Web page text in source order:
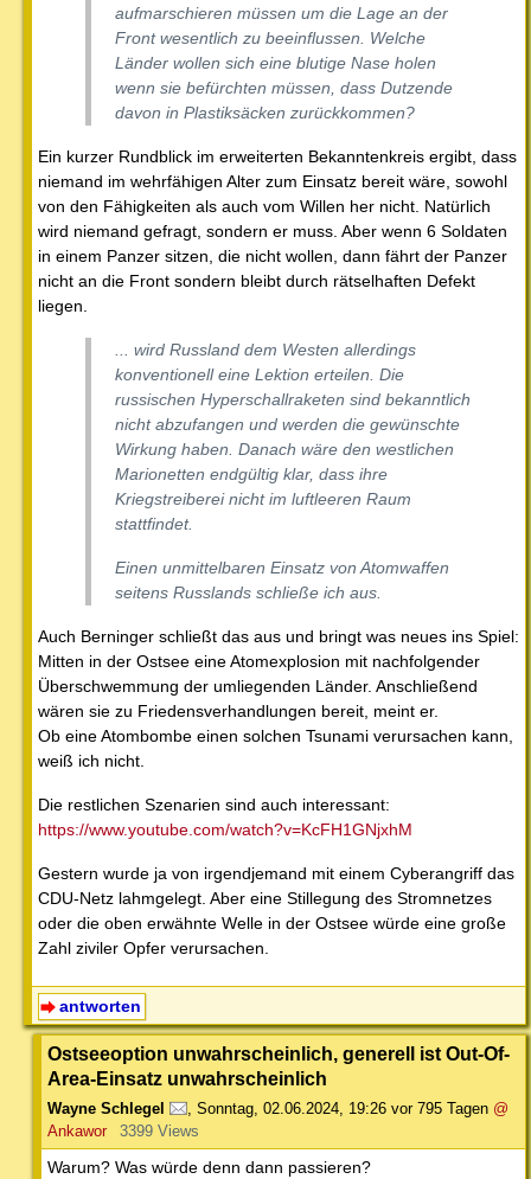
aufmarschieren müssen um die Lage an der
Front wesentlich zu beeinflussen. Welche
Länder wollen sich eine blutige Nase holen
wenn sie befürchten müssen, dass Dutzende
davon in Plastiksäcken zurückkommen?
Ein kurzer Rundblick im erweiterten Bekanntenkreis ergibt, dass
niemand im wehrfähigen Alter zum Einsatz bereit wäre, sowohl
von den Fähigkeiten als auch vom Willen her nicht. Natürlich
wird niemand gefragt, sondern er muss. Aber wenn 6 Soldaten
in einem Panzer sitzen, die nicht wollen, dann fährt der Panzer
nicht an die Front sondern bleibt durch rätselhaften Defekt
liegen.
... wird Russland dem Westen allerdings
konventionell eine Lektion erteilen. Die
russischen Hyperschallraketen sind bekanntlich
nicht abzufangen und werden die gewünschte
Wirkung haben. Danach wäre den westlichen
Marionetten endgültig klar, dass ihre
Kriegstreiberei nicht im luftleeren Raum
stattfindet.
Einen unmittelbaren Einsatz von Atomwaffen
seitens Russlands schließe ich aus.
Auch Berninger schließt das aus und bringt was neues ins Spiel:
Mitten in der Ostsee eine Atomexplosion mit nachfolgender
Überschwemmung der umliegenden Länder. Anschließend
wären sie zu Friedensverhandlungen bereit, meint er.
Ob eine Atombombe einen solchen Tsunami verursachen kann,
weiß ich nicht.
Die restlichen Szenarien sind auch interessant:
https://www.youtube.com/watch?v=KcFH1GNjxhM
Gestern wurde ja von irgendjemand mit einem Cyberangriff das
CDU-Netz lahmgelegt. Aber eine Stillegung des Stromnetzes
oder die oben erwähnte Welle in der Ostsee würde eine große
Zahl ziviler Opfer verursachen.
antworten
Ostseeoption unwahrscheinlich, generell ist Out-Of-
Area-Einsatz unwahrscheinlich
Wayne Schlegel , Sonntag, 02.06.2024, 19:26 vor 795 Tagen @
Ankawor
3399 Views
Warum? Was würde denn dann passieren?